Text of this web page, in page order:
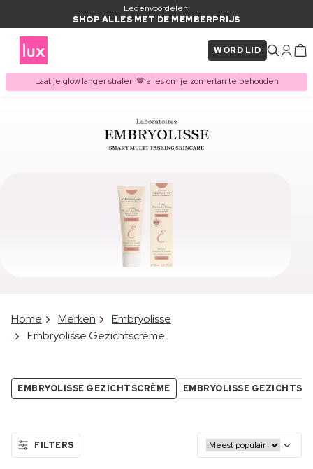
Ledenvoordelen:
SHOP ALLES MET DE MEMBERPRIJS
WORD LID
Laat je glow langer stralen 🤎 alles om je zomertan te behouden
Home Merken
Embryolisse
Embryolisse Gezichtscrème
EMBRYOLISSE GEZICHTSCRÈME EMBRYOLISSE
FILTERS